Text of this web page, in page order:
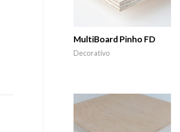
MultiBoard Pinho FD
Decorativo